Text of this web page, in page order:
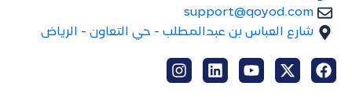
support@qoyod.com
شارع العباس بن عبدالمطلب - حي التعاون - الرياض